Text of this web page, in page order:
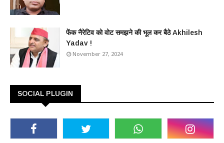
फेंक नैरेटिव को वोट समझने की भूल कर बैठे Akhilesh
Yadav !
November 27, 2024
SOCIAL PLUGIN